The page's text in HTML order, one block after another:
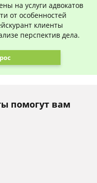
на услуги адвокатов
от особенностей
клиенты
перспектив дела.
помогут вам